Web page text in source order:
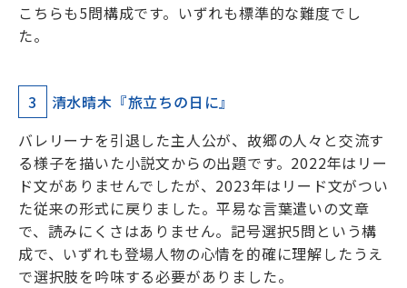
こちらも5問構成です。いずれも標準的な難度でし
た。
3
清水晴木『旅立ちの日に』
バレリーナを引退した主人公が、故郷の人々と交流す
る様子を描いた小説文からの出題です。2022年はリー
ド文がありませんでしたが、2023年はリード文がつい
た従来の形式に戻りました。平易な言葉遣いの文章
で、読みにくさはありません。記号選択5問という構
成で、いずれも登場人物の心情を的確に理解したうえ
で選択肢を吟味する必要がありました。